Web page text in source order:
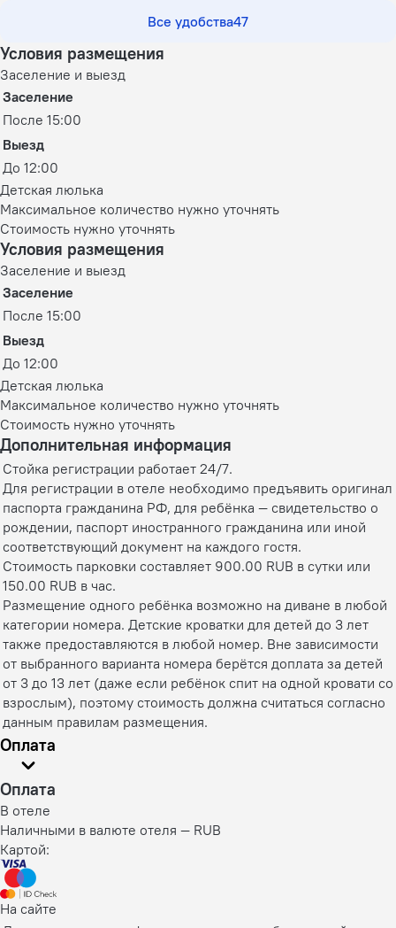
Все удобства47
Условия размещения
Заселение и выезд
Заселение
После 15:00
Выезд
До 12:00
Детская люлька
Максимальное количество нужно уточнять
Стоимость нужно уточнять
Условия размещения
Заселение и выезд
Заселение
После 15:00
Выезд
До 12:00
Детская люлька
Максимальное количество нужно уточнять
Стоимость нужно уточнять
Дополнительная информация
Стойка регистрации работает 24/7.
Для регистрации в отеле необходимо предъявить оригинал
паспорта гражданина РФ, для ребёнка — свидетельство о
рождении, паспорт иностранного гражданина или иной
соответствующий документ на каждого гостя.
Cтоимость парковки составляет 900.00 RUB в сутки или
150.00 RUB в час.
Размещение одного ребёнка возможно на диване в любой
категории номера. Детские кроватки для детей до 3 лет
также предоставляются в любой номер. Вне зависимости
от выбранного варианта номера берётся доплата за детей
от 3 до 13 лет (даже если ребёнок спит на одной кровати со
взрослым), поэтому стоимость должна считаться согласно
данным правилам размещения.
Оплата
Оплата
В отеле
Наличными в валюте отеля — RUB
Картой:
На сайте